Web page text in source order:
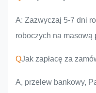
A: Zazwyczaj 5-7 dni
roboczych na masową
QJak zapłacę za
A, przelew bankowy,